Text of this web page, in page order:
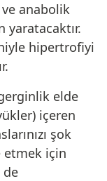
anabolik
hipertrofiyi
elde
içeren
şok
etmek için
de